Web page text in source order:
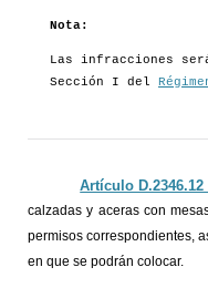
Nota:
Las infracciones
Sección I del
Artículo D.2346.12
calzadas y aceras con
permisos correspondientes,
en que se podrán colocar.